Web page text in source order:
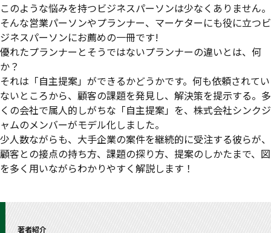
このような悩みを持つビジネスパーソンは少なくありません。
そんな営業パーソンやプランナー、マーケターにも役に立つビ
ジネスパーソンにお薦めの一冊です!
優れたプランナーとそうではないプランナーの違いとは、何
か？
それは「自主提案」ができるかどうかです。何も依頼されてい
ないところから、顧客の課題を発見し、解決策を提示する。多
くの会社で属人的しがちな「自主提案」を、株式会社シンクジ
ャムのメンバーがモデル化しました。
少人数ながらも、大手企業の案件を継続的に受注する彼らが、
顧客との接点の持ち方、課題の探り方、提案のしかたまで、図
を多く用いながらわかりやすく解説します！
著者紹介